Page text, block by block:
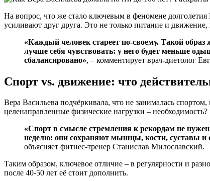
На вопрос, что же стало ключевым в феномене
усиливают друг друга. Это не только питание и движение,
«Каждый человек стареет по-своему. Такой образ
лучше себя чувствовать: у него будет меньше
сбалансировано», – комментирует врач-диетолог
Спорт vs. движение: что
Вера Васильева подчёркивала, что не занималась
целенаправленные физические нагрузки – необходимость?
«Спорт в смысле стремления к рекордам не
неделю: они сохраняют мышцы, кости, суставы и
объясняет фитнес-тренер Станислав Милославский.
Таким образом, ключевое отличие – в регулярности и
после 40-50 лет её стоит дополнить.